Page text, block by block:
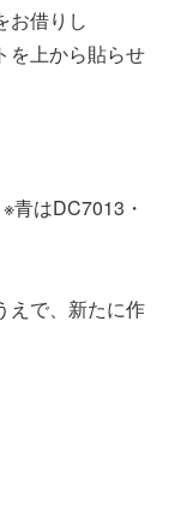
お借りし
を上から貼らせ
はDC7013・
えで、新たに作